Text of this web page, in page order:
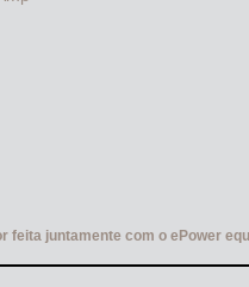
feita juntamente com o ePower